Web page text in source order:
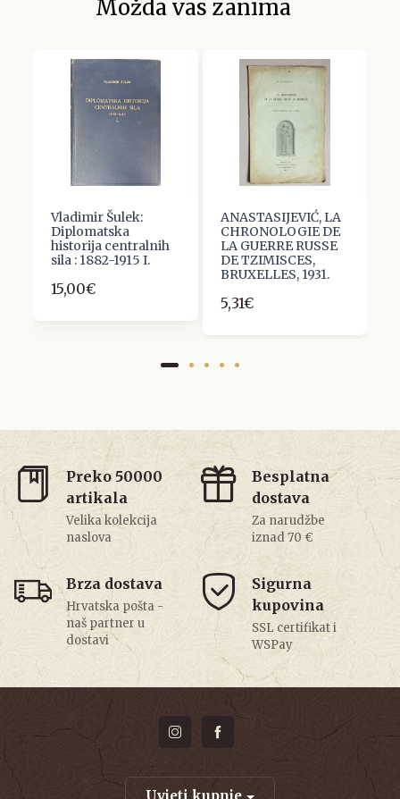
Možda vas zanima
Vladimir Šulek:
Diplomatska
historija centralnih
sila : 1882-1915 I.
15,00€
ANASTASIJEVIĆ, LA
CHRONOLOGIE DE
LA GUERRE RUSSE
DE TZIMISCES,
BRUXELLES, 1931.
5,31€
Preko 50000
artikala
Velika kolekcija
naslova
Besplatna
dostava
Za narudžbe
iznad 70 €
Brza dostava
Hrvatska pošta -
naš partner u
dostavi
Sigurna
kupovina
SSL certifikat i
WSPay